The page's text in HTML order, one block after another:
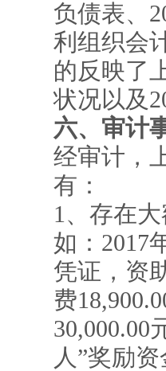
负债表、
利组织会
的反映了
状况以及
六、审计
经审计，
有：
1、存在
如：2017
凭证，资
费
30,000.00
人”奖励